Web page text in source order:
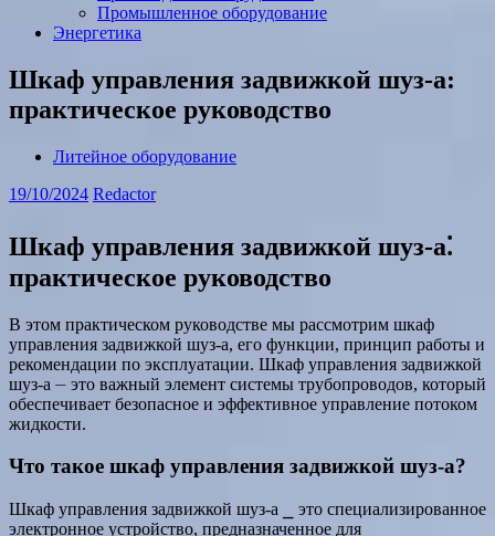
Промышленное оборудование
Энергетика
Шкаф управления задвижкой шуз-а:
практическое руководство
Литейное оборудование
19/10/2024 Redactor
Шкаф управления задвижкой шуз-а⁚
практическое руководство
В этом практическом руководстве мы рассмотрим шкаф
управления задвижкой шуз-а, его функции, принцип работы и
рекомендации по эксплуатации. Шкаф управления задвижкой
шуз-а ⏤ это важный элемент системы трубопроводов, который
обеспечивает безопасное и эффективное управление потоком
жидкости.
Что такое шкаф управления задвижкой шуз-а?
Шкаф управления задвижкой шуз-а ⎯ это специализированное
электронное устройство, предназначенное для